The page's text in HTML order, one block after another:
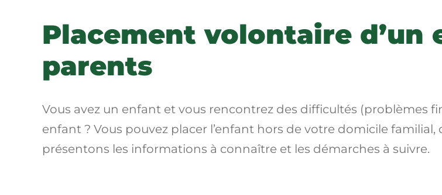
Placement volontaire d’un
parents
Vous avez un enfant et vous rencontrez des difficultés (problèmes
enfant ? Vous pouvez placer l’enfant hors de votre domicile
présentons les informations à connaître et les démarches à suivre.